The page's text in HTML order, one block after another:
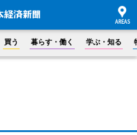
買う 暮らす・働く 学ぶ・知る